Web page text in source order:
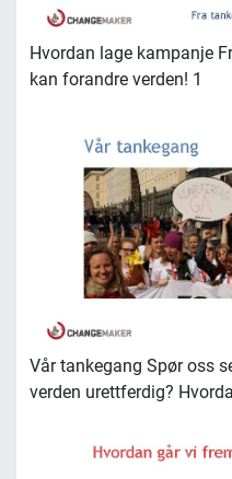
Hvordan lage kampanje
kan forandre verden! 1
Vår tankegang Spør oss
verden urettferdig?